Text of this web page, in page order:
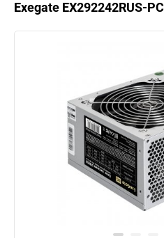
Exegate EX292242RUS-PC